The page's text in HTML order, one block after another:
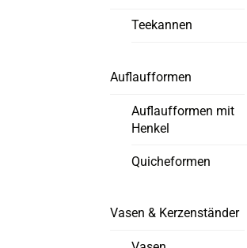
Teekannen
Auflaufformen
Auflaufformen mit
Henkel
Quicheformen
Vasen & Kerzenständer